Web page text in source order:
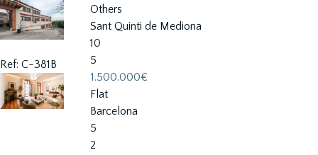
Others
Sant Quinti de Mediona
10
5
1.500.000€
Ref: C-381B
Flat
Barcelona
5
2